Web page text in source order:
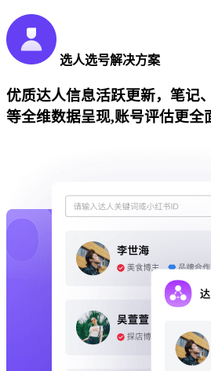
选人选号解决方案
优质达人信息活跃更新，笔记
等全维数据呈现,账号评估更全